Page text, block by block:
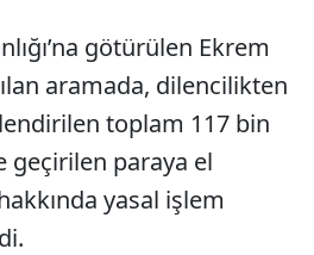
götürülen Ekrem
aramada, dilencilikten
toplam 117 bin
geçirilen paraya el
yasal işlem